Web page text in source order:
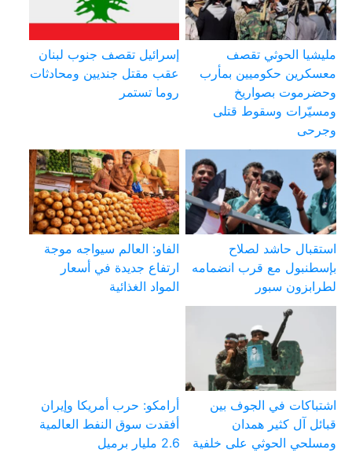
مليشيا الحوثي تقصف
معسكرين حكوميين بمأرب
وحضرموت بصواريخ
ومسيّرات وسقوط قتلى
وجرحى
إسرائيل تقصف جنوب لبنان
عقب مقتل جنديين ومحادثات
روما تستمر
استقبال حاشد لصلاح
بإسطنبول مع قرب انضمامه
لطرابزون سبور
الفاو: العالم سيواجه موجة
ارتفاع جديدة في أسعار
المواد الغذائية
اشتباكات في الجوف بين
قبائل آل كثير همدان
ومسلحي الحوثي على خلفية
أرامكو: حرب أمريكا وإيران
أفقدت سوق النفط العالمية
2.6 مليار برميل